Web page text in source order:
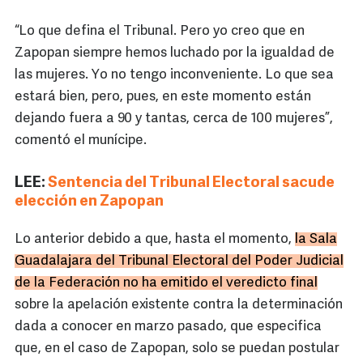
“Lo que defina el Tribunal. Pero yo creo que en
Zapopan siempre hemos luchado por la igualdad de
las mujeres. Yo no tengo inconveniente. Lo que sea
estará bien, pero, pues, en este momento están
dejando fuera a 90 y tantas, cerca de 100 mujeres”,
comentó el munícipe.
LEE: Sentencia del Tribunal Electoral sacude
elección en Zapopan
Lo anterior debido a que, hasta el momento, la Sala
Guadalajara del Tribunal Electoral del Poder Judicial
de la Federación no ha emitido el veredicto final
sobre la apelación existente contra la determinación
dada a conocer en marzo pasado, que especifica
que, en el caso de Zapopan, solo se puedan postular